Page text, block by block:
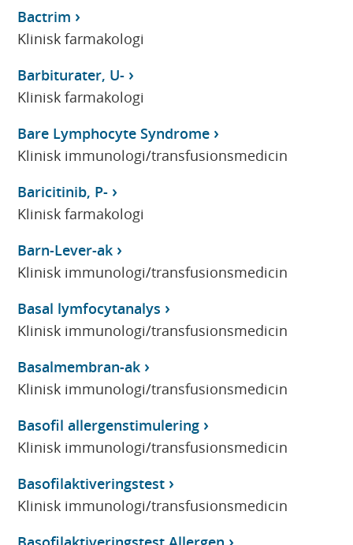
Bactrim
Klinisk farmakologi
Barbiturater, U-
Klinisk farmakologi
Bare Lymphocyte Syndrome
Klinisk immunologi/transfusionsmedicin
Baricitinib, P-
Klinisk farmakologi
Barn-Lever-ak
Klinisk immunologi/transfusionsmedicin
Basal lymfocytanalys
Klinisk immunologi/transfusionsmedicin
Basalmembran-ak
Klinisk immunologi/transfusionsmedicin
Basofil allergenstimulering
Klinisk immunologi/transfusionsmedicin
Basofilaktiveringstest
Klinisk immunologi/transfusionsmedicin